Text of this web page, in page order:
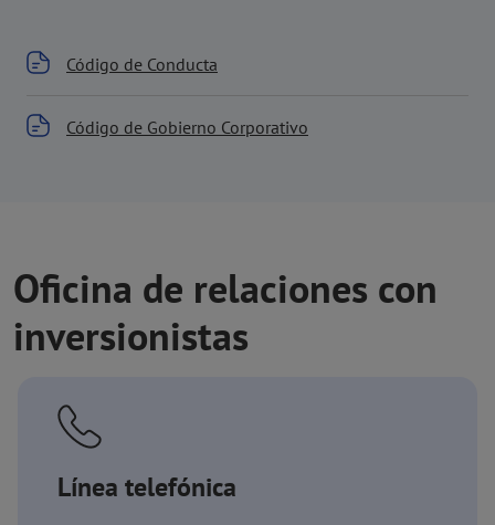
Código de Conducta
Código de Gobierno Corporativo
Oficina de relaciones con
inversionistas
Línea telefónica